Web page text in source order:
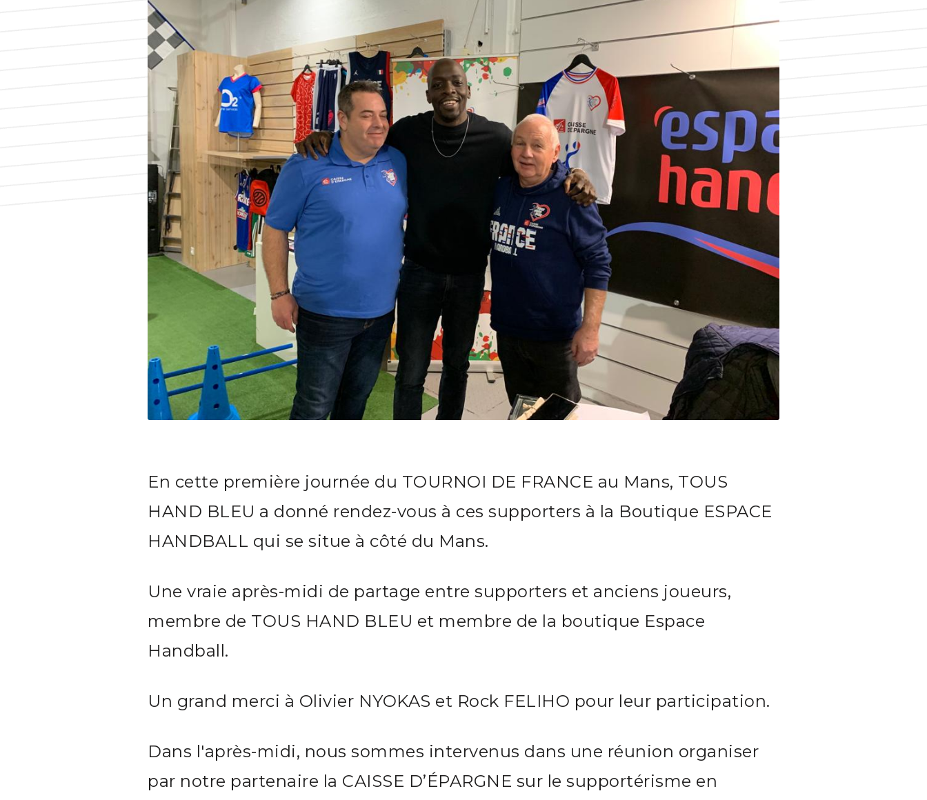
En cette première journée du TOURNOI DE FRANCE au Mans, TOUS
HAND BLEU a donné rendez-vous à ces supporters à la Boutique ESPACE
HANDBALL qui se situe à côté du Mans.
Une vraie après-midi de partage entre supporters et anciens joueurs,
membre de TOUS HAND BLEU et membre de la boutique Espace
Handball.
Un grand merci à Olivier NYOKAS et Rock FELIHO pour leur participation.
Dans l'après-midi, nous sommes intervenus dans une réunion organiser
par notre partenaire la CAISSE D’ÉPARGNE sur le supportérisme en